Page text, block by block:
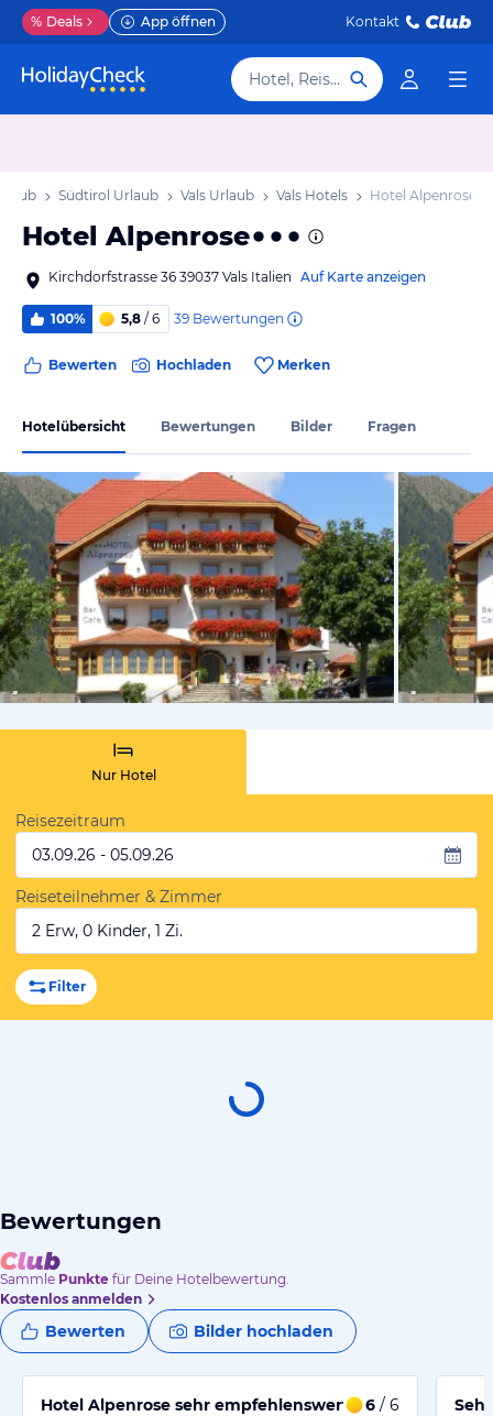
% Deals App öffnen Kontakt
Hotel, Reiseziel
Südtirol Urlaub Vals Urlaub Vals Hotels Hotel Alpenrose
Hotel Alpenrose
Kirchdorfstrasse 36 39037 Vals Italien Auf Karte anzeigen
100% 5,8 / 6 39 Bewertungen
Bewerten Hochladen Merken
Hotelübersicht Bewertungen Bilder Fragen
vom
Nur Hotel
Reisezeitraum
03.09.26 - 05.09.26
Reiseteilnehmer & Zimmer
2 Erw, 0 Kinder, 1 Zi.
Filter
Bewertungen
Sammle Punkte für Deine Hotelbewertung.
Kostenlos anmelden
Bewerten Bilder hochladen
Hotel Alpenrose sehr empfehlenswert, gerne wieder
6 / 6